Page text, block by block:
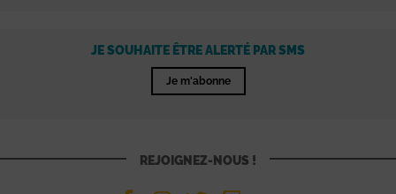
JE SOUHAITE ÊTRE ALERTÉ PAR SMS
Je m'abonne
REJOIGNEZ-NOUS !